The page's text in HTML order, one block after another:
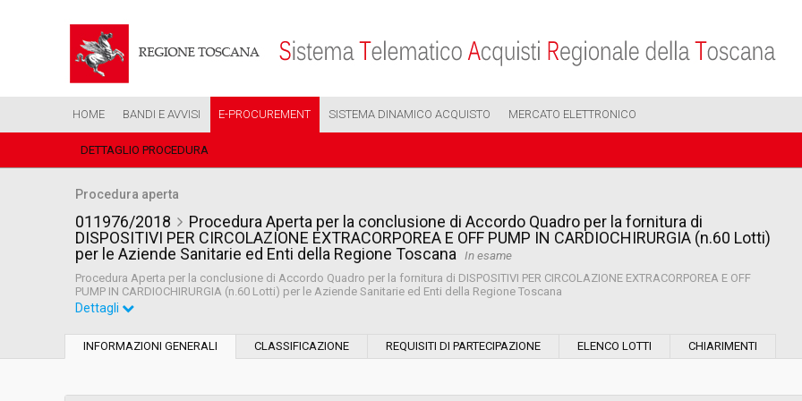
HOME BANDI E AVVISI E-PROCUREMENT SISTEMA DINAMICO ACQUISTO MERCATO ELETTRONICO
DETTAGLIO PROCEDURA
Procedura aperta
011976/2018
Procedura Aperta per la conclusione di Accordo Quadro per la fornitura di
DISPOSITIVI PER CIRCOLAZIONE EXTRACORPOREA E OFF PUMP IN CARDIOCHIRURGIA (n.60 Lotti)
per le Aziende Sanitarie ed Enti della Regione Toscana
In esame
Procedura Aperta per la conclusione di Accordo Quadro per la fornitura di DISPOSITIVI PER CIRCOLAZIONE EXTRACORPOREA E OFF
PUMP IN CARDIOCHIRURGIA (n.60 Lotti) per le Aziende Sanitarie ed Enti della Regione Toscana
Dettagli
INFORMAZIONI GENERALI CLASSIFICAZIONE REQUISITI DI PARTECIPAZIONE ELENCO LOTTI CHIARIMENTI